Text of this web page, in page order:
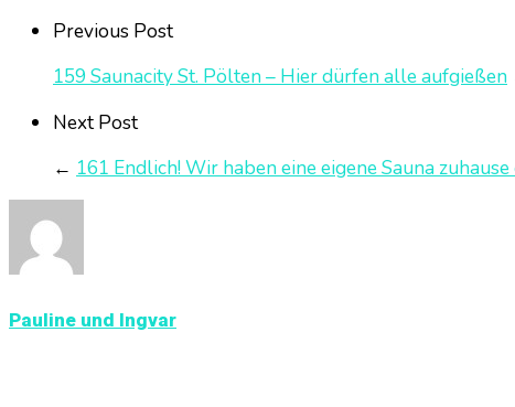
Previous Post
159 Saunacity St. Pölten – Hier dürfen alle aufgießen
Next Post
← 161 Endlich! Wir haben eine eigene Sauna
Pauline und Ingvar